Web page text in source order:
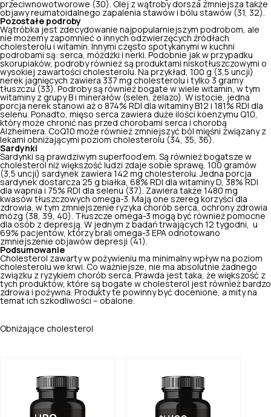
przeciwnowotworowe (30). Olej z wątroby dorsza zmniejsza także
objawy reumatoidalnego zapalenia stawów i bólu stawów (31 32).
Pozostałe podroby
Wątróbka jest zdecydowanie najpopularniejszym podrobom, ale
nie możemy zapomnieć o innych odzwierzęcych źródłach
cholesterolu i witamin. Innymi często spotykanymi w kuchni
podrobami są: serca, móżdżki i nerki. Podobnie jak w przypadku
skorupiaków, podroby również są produktami niskotłuszczowymi o
wysokiej zawartości cholesterolu. Na przykład, 100 g (3,5 uncji)
nerek jagnięcych zawiera 337 mg cholesterolu i tylko 3 gramy
tłuszczu (33). Podroby są również bogate w wiele witamin, w tym
witaminy z grupy B i minerałów (selen, żelazo). W istocie, jedna
porcja nerek stanowi aż o 874% RDI dla witaminy B12 i 181% RDI dla
selenu. Ponadto, mięso serca zawiera duże ilości koenzymu Q10,
który może chronić nas przed chorobami serca i chorobą
Alzheimera. CoQ10 może również zmniejszyć ból mięśni związany z
lekami obniżającymi poziom cholesterolu (34 35 36).
Sardynki
Sardynki są prawdziwym superfood’em. Są również bogatsze w
cholesterol niż większość ludzi zdaje sobie sprawę, 100 gramów
(3,5 uncji) sardynek zawiera 142 mg cholesterolu. Jedna porcja
sardynek dostarcza 25 g białka, 68% RDI dla witaminy D, 38% RDI
dla wapnia i 75% RDI dla selenu (37). Zawiera także 1480 mg
kwasów tłuszczowych omega-3. Mają one szereg korzyści dla
zdrowia, w tym zmniejszenie ryzyka chorób serca, ochrony zdrowia
mózg (38 39 40). Tłuszcze omega-3 mogą być również pomocne
dla osób z depresją. W jednym z badań trwających 12 tygodni, u
69% pacjentów, którzy brali omega-3 EPA odnotowano
zmniejszenie objawów depresji (41 ).
Podsumowanie
Cholesterol zawarty w pożywieniu ma minimalny wpływ na poziom
cholesterolu we krwi. Co ważniejsze, nie ma absolutnie żadnego
związku z ryzykiem chorób serca. Prawda jest taka, że większość z
tych produktów, które są bogate w cholesterol jest również bardzo
zdrowa i pożywna. Produkty te powinny być docenione, a mity na
temat ich szkodliwości – obalone.
Obniżające cholesterol